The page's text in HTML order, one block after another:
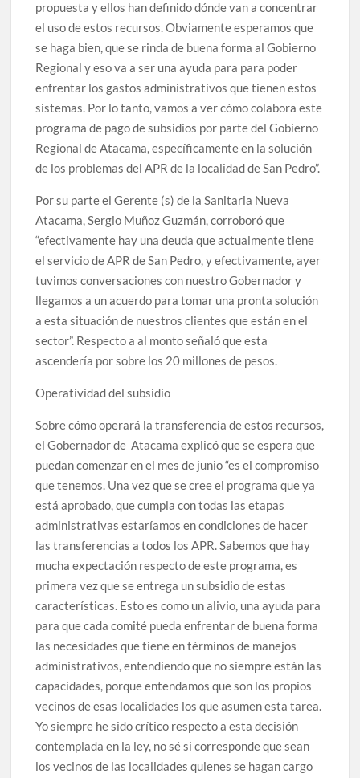
propuesta y ellos han definido dónde van a concentrar
el uso de estos recursos. Obviamente esperamos que
se haga bien, que se rinda de buena forma al Gobierno
Regional y eso va a ser una ayuda para para poder
enfrentar los gastos administrativos que tienen estos
sistemas. Por lo tanto, vamos a ver cómo colabora este
programa de pago de subsidios por parte del Gobierno
Regional de Atacama, específicamente en la solución
de los problemas del APR de la localidad de San Pedro”.
Por su parte el Gerente (s) de la Sanitaria Nueva
Atacama, Sergio Muñoz Guzmán, corroboró que
“efectivamente hay una deuda que actualmente tiene
el servicio de APR de San Pedro, y efectivamente, ayer
tuvimos conversaciones con nuestro Gobernador y
llegamos a un acuerdo para tomar una pronta solución
a esta situación de nuestros clientes que están en el
sector”. Respecto a al monto señaló que esta
ascendería por sobre los 20 millones de pesos.
Operatividad del subsidio
Sobre cómo operará la transferencia de estos recursos,
el Gobernador de Atacama explicó que se espera que
puedan comenzar en el mes de junio “es el compromiso
que tenemos. Una vez que se cree el programa que ya
está aprobado, que cumpla con todas las etapas
administrativas estaríamos en condiciones de hacer
las transferencias a todos los APR. Sabemos que hay
mucha expectación respecto de este programa, es
primera vez que se entrega un subsidio de estas
características. Esto es como un alivio, una ayuda para
para que cada comité pueda enfrentar de buena forma
las necesidades que tiene en términos de manejos
administrativos, entendiendo que no siempre están las
capacidades, porque entendamos que son los propios
vecinos de esas localidades los que asumen esta tarea.
Yo siempre he sido crítico respecto a esta decisión
contemplada en la ley, no sé si corresponde que sean
los vecinos de las localidades quienes se hagan cargo